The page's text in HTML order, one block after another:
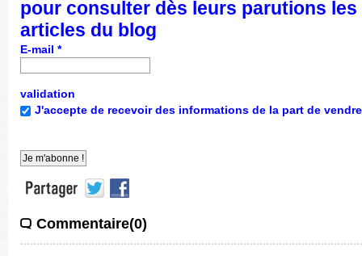
pour consulter dès leurs parutions les
articles du blog
E-mail *
validation
J'accepte de recevoir des informations de la part de
Commentaire(0)